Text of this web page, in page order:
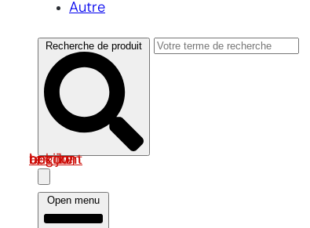
Autre
Recherche de produit
Log in om uw account te bekijken
Open menu